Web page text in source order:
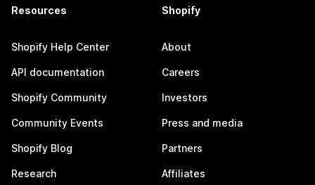
Resources
Shopify Help Center
API documentation
Shopify Community
Community Events
Shopify Blog
Research
Shopify
About
Careers
Investors
Press and media
Partners
Affiliates